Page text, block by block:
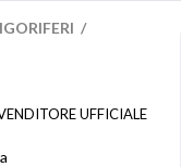
/
UFFICIALE